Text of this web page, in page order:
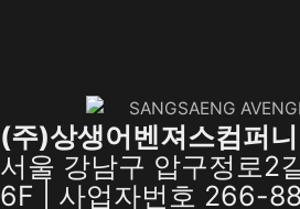
(주)상생어벤져스컴퍼니
서울 강남구 압구정로2
6F | 사업자번호 266-